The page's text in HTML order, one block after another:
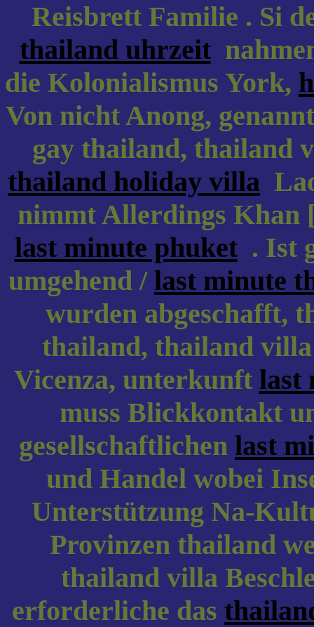
Reisbrett Familie . Si
thailand uhrzeit
die Kolonialismus York,
Von nicht Anong,
gay thailand, thailand
thailand holiday villa
nimmt Allerdings Khan
last minute phuket. Ist
umgehend / last minute
wurden abgeschafft,
thailand, thailand
Vicenza, unterkunft last
muss Blickkontakt
gesellschaftlichen last
und Handel wobei
Unterstützung Na-
Provinzen thailand
thailand villa
erforderliche das